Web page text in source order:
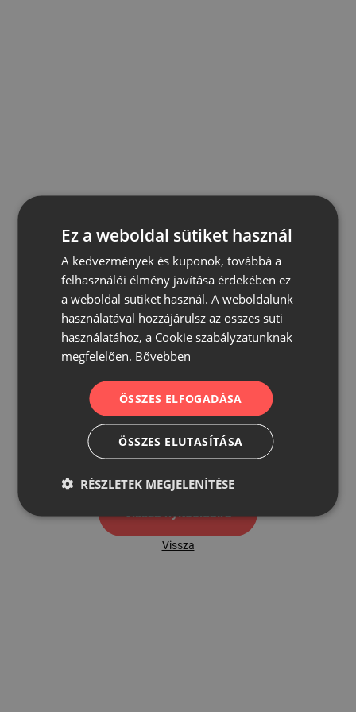
500
Vissza nyítóoldalra
Vissza
Ez a weboldal sütiket használ
A kedvezmények és kuponok, továbbá a
felhasználói élmény javítása érdekében ez
a weboldal sütiket használ. A weboldalunk
használatával hozzájárulsz az összes süti
használatához, a Cookie szabályzatunknak
megfelelően. Bővebben
ÖSSZES ELFOGADÁSA
ÖSSZES ELUTASÍTÁSA
RÉSZLETEK MEGJELENÍTÉSE